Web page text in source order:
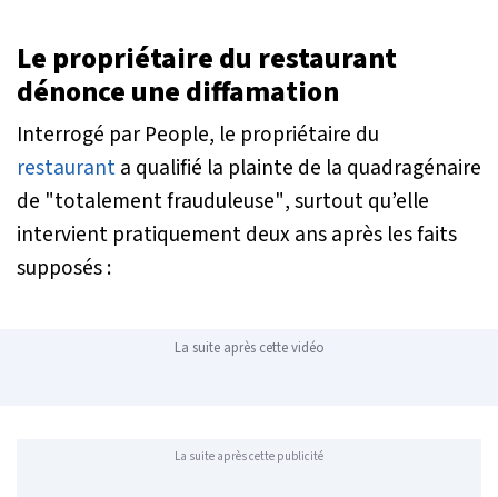
Le propriétaire du restaurant
dénonce une diffamation
Interrogé par People, le propriétaire du
restauranta qualifié la plainte de la quadragénaire
de "totalement frauduleuse", surtout qu’elle
intervient pratiquement deux ans après les faits
supposés :
La suite après cette vidéo
La suite après cette publicité